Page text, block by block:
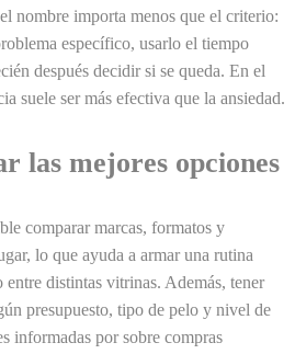
nombre importa menos que el criterio:
específico, usarlo el tiempo
después decidir si se queda. En el
suele ser más efectiva que la ansiedad.
las mejores opciones
comparar marcas, formatos y
lo que ayuda a armar una rutina
entre distintas vitrinas. Además, tener
presupuesto, tipo de pelo y nivel de
informadas por sobre compras